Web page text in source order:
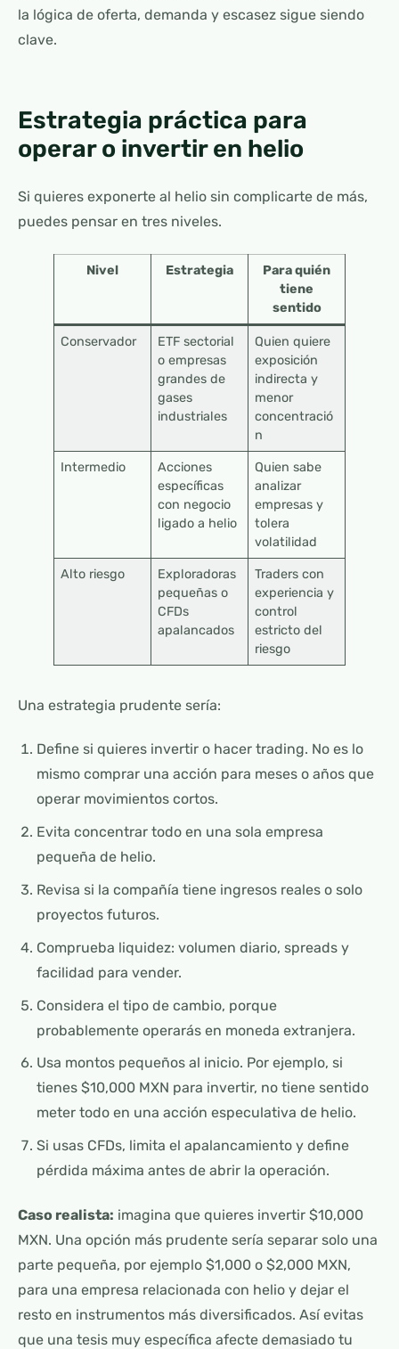
la lógica de oferta, demanda y escasez sigue siendo
clave.
Estrategia práctica para
operar o invertir en helio
Si quieres exponerte al helio sin complicarte de más,
puedes pensar en tres niveles.
Nivel Estrategia
Para quién
tiene
sentido
Conservador
ETF sectorial
o empresas
grandes de
gases
industriales
Quien quiere
exposición
indirecta y
menor
concentració
n
Intermedio
Acciones
específicas
con negocio
ligado a helio
Quien sabe
analizar
empresas y
tolera
volatilidad
Alto riesgo
Exploradoras
pequeñas o
CFDs
apalancados
Traders con
experiencia y
control
estricto del
riesgo
Una estrategia prudente sería:
Define si quieres invertir o hacer trading. No es lo
mismo comprar una acción para meses o años que
operar movimientos cortos.
Evita concentrar todo en una sola empresa
pequeña de helio.
Revisa si la compañía tiene ingresos reales o solo
proyectos futuros.
Comprueba liquidez: volumen diario, spreads y
facilidad para vender.
Considera el tipo de cambio, porque
probablemente operarás en moneda extranjera.
Usa montos pequeños al inicio. Por ejemplo, si
tienes $10,000 MXN para invertir, no tiene sentido
meter todo en una acción especulativa de helio.
Si usas CFDs, limita el apalancamiento y define
pérdida máxima antes de abrir la operación.
Caso realista: imagina que quieres invertir $10,000
MXN. Una opción más prudente sería separar solo una
parte pequeña, por ejemplo $1,000 o $2,000 MXN,
para una empresa relacionada con helio y dejar el
resto en instrumentos más diversificados. Así evitas
que una tesis muy específica afecte demasiado tu